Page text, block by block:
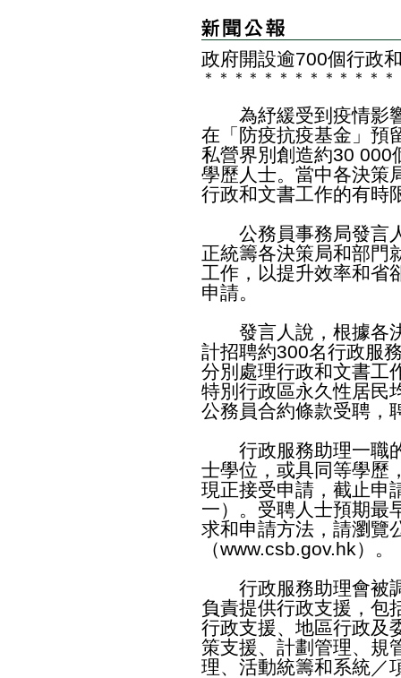
政府開設逾700個行政
＊ ＊ ＊ ＊ ＊ ＊ ＊ ＊ ＊ ＊ ＊ ＊ ＊
為紓緩受到疫情影響
在「防疫抗疫基金」預
私營界別創造約30 000
學歷人士。當中各決策
行政和文書工作的有時
公務員事務局發言人
正統籌各決策局和部門
工作，以提升效率和省
申請。
發言人說，根據各決
計招聘約300名行政服
分別處理行政和文書工
特別行政區永久性居民
公務員合約條款受聘，
行政服務助理一職的
士學位，或具同等學歷
現正接受申請，截止申
一）。受聘人士預期最
求和申請方法，請瀏覽
（www.csb.gov.hk）。
行政服務助理會被調
負責提供行政支援，包
行政支援、地區行政及
策支援、計劃管理、規
理、活動統籌和系統／